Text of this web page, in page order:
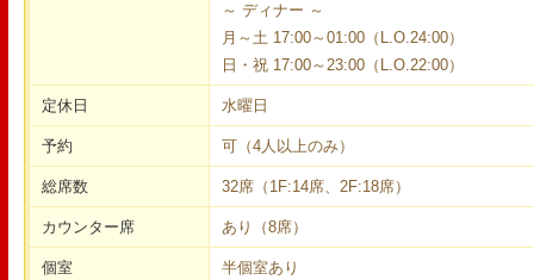
～ ディナー ～
月～土 17:00～01:00（L.O.24:00）
日・祝 17:00～23:00（L.O.22:00）
定休日 水曜日
予約 可（4人以上のみ）
総席数 32席（1F:14席、2F:18席）
カウンター席 あり（8席）
個室 半個室あり